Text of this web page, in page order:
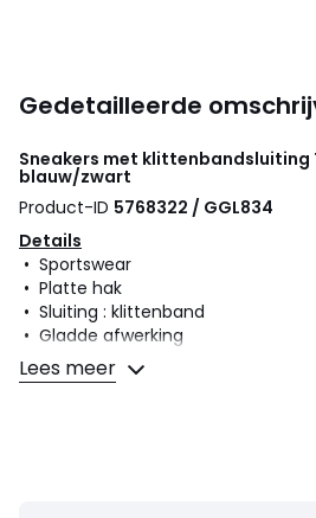
Gedetailleerde
Sneakers met klittenbandsluiting
blauw/zwart
Product-ID 5768322 / GGL834
Details
• Sportswear
• Platte hak
• Sluiting : klittenband
• Gladde afwerking
Samenstelling en onderhoud
Lees meer